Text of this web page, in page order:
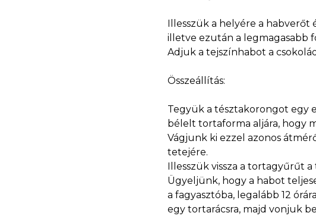
Illesszük a helyére a habverőt
illetve ezután a legmagasabb
Adjuk a tejszínhabot a
Összeállítás:
Tegyük a tésztakorongot egy
bélelt tortaforma aljára, hogy
Vágjunk ki ezzel azonos
tetejére.
Illesszük vissza a tortagyűrűt
Ügyeljünk, hogy a habot
a fagyasztóba, legalább 12
egy tortarácsra, majd vonjuk